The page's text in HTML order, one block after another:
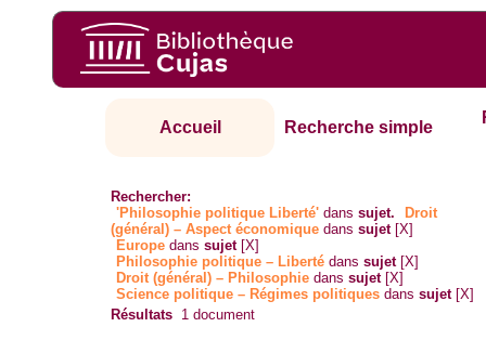
Accueil Recherche simple
Rechercher:
'Philosophie politique Liberté' danssujet.
Droit
(général) – Aspect économique danssujet [X]
Europe danssujet [X]
Philosophie politique – Liberté danssujet [X]
Droit (général) – Philosophie danssujet [X]
Science politique – Régimes politiques danssujet [X]
Résultats 1 document